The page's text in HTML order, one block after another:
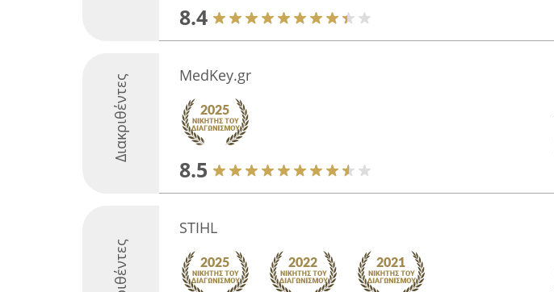
8.4
Διακριθέντες ΜedΚey.gr
8.5
STIHL